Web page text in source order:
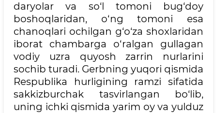
daryolar va so‘l tomoni bug‘doy
boshoqlaridan, o‘ng tomoni esa
chanoqlari ochilgan g‘o‘za shoxlaridan
iborat chambarga o‘ralgan gullagan
vodiy uzra quyosh zarrin nurlarini
sochib turadi. Gerbning yuqori qismida
Respublika hurligining ramzi sifatida
sakkizburchak tasvirlangan bo‘lib,
uning ichki qismida yarim oy va yulduz